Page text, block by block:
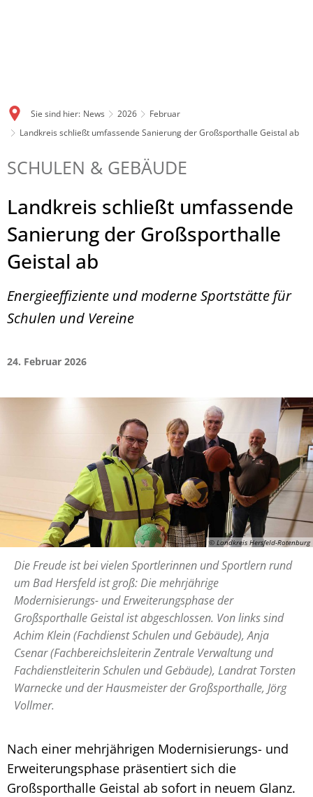
Sie sind hier: News 2026
Februar
Landkreis schließt umfassende Sanierung der Großsporthalle Geistal ab
SCHULEN & GEBÄUDE
Landkreis schließt umfassende
Sanierung der Großsporthalle
Geistal ab
Energieeffiziente und moderne Sportstätte für
Schulen und Vereine
24. Februar 2026
© Landkreis Hersfeld-Rotenburg
Die Freude ist bei vielen Sportlerinnen und Sportlern rund
um Bad Hersfeld ist groß: Die mehrjährige
Modernisierungs- und Erweiterungsphase der
Großsporthalle Geistal ist abgeschlossen. Von links sind
Achim Klein (Fachdienst Schulen und Gebäude), Anja
Csenar (Fachbereichsleiterin Zentrale Verwaltung und
Fachdienstleiterin Schulen und Gebäude), Landrat Torsten
Warnecke und der Hausmeister der Großsporthalle, Jörg
Vollmer.
Nach einer mehrjährigen Modernisierungs- und
Erweiterungsphase präsentiert sich die
Großsporthalle Geistal ab sofort in neuem Glanz.